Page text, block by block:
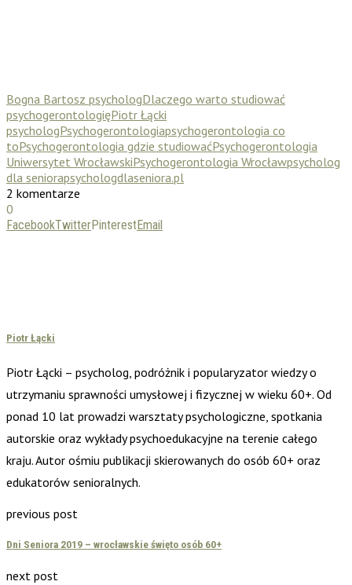
Bogna Bartosz psychologDlaczego warto studiować
psychogerontologięPiotr Łącki
psychologPsychogerontologiapsychogerontologia co
toPsychogerontologia gdzie studiowaćPsychogerontologia
Uniwersytet WrocławskiPsychogerontologia Wrocławpsycholog
dla seniorapsychologdlaseniora.pl
2 komentarze
0
FacebookTwitterPinterestEmail
Piotr Łącki
Piotr Łącki – psycholog, podróżnik i popularyzator wiedzy o
utrzymaniu sprawności umysłowej i fizycznej w wieku 60+. Od
ponad 10 lat prowadzi warsztaty psychologiczne, spotkania
autorskie oraz wykłady psychoedukacyjne na terenie całego
kraju. Autor ośmiu publikacji skierowanych do osób 60+ oraz
edukatorów senioralnych.
previous post
Dni Seniora 2019 – wrocławskie święto osób 60+
next post